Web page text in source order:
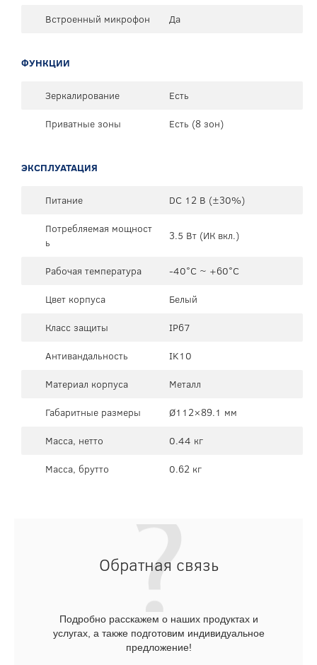
Встроенный микрофон Да
ФУНКЦИИ
Зеркалирование
Есть
Приватные зоны
Есть (8 зон)
ЭКСПЛУАТАЦИЯ
Питание
DC 12 В (±30%)
Потребляемая мощност
ь
3.5 Вт (ИК вкл.)
Рабочая температура
-40°C ~ +60°C
Цвет корпуса
Белый
Класс защиты
IP67
Антивандальность
IK10
Материал корпуса
Металл
Габаритные размеры
Ø112×89.1 мм
Масса, нетто
0.44 кг
Масса, брутто
0.62 кг
Обратная связь
Подробно расскажем о наших продуктах и
услугах, а также подготовим индивидуальное
предложение!